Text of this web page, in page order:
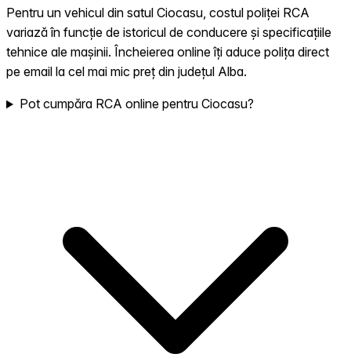
Pentru un vehicul din satul Ciocasu, costul poliței RCA
variază în funcție de istoricul de conducere și specificațiile
tehnice ale mașinii. Încheierea online îți aduce polița direct
pe email la cel mai mic preț din județul Alba.
Pot cumpăra RCA online pentru Ciocasu?